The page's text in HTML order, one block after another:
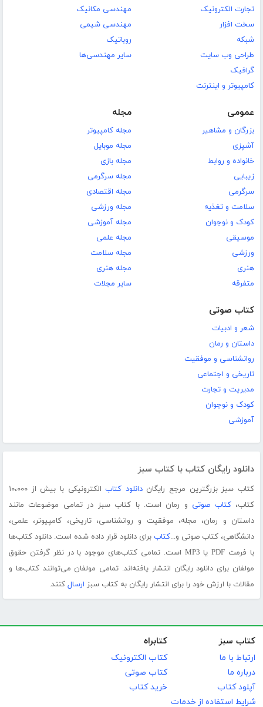
تجارت الکترونیک
سخت افزار
شبکه
طراحی وب سایت
گرافیک
کامپیوتر و اینترنت
مهندسی مکانیک
مهندسی شیمی
روباتیک
سایر مهندسی‌ها
عمومی
بزرگان و مشاهیر
آشپزی
خانواده و روابط
زیبایی
سرگرمی
سلامت و تغذیه
کودک و نوجوان
موسیقی
ورزشی
هنری
متفرقه
مجله
مجله کامپیوتر
مجله موبایل
مجله بازی
مجله سرگرمی
مجله اقتصادی
مجله ورزشی
مجله آموزشی
مجله علمی
مجله سلامت
مجله هنری
سایر مجلات
کتاب صوتی
شعر و ادبیات
داستان و رمان
روانشناسی و موفقیت
تاریخی و اجتماعی
مدیریت و تجارت
کودک و نوجوان
آموزشی
دانلود رایگان کتاب با کتاب سبز
کتاب سبز بزرگترین مرجع رایگاندانلود کتاب
الکترونیکی با بیش از ۱۰،۰۰۰
کتاب،کتاب صوتی و رمان است. با کتاب سبز در تمامی موضوعات مانند
داستان و رمان، مجله، موفقیت و روانشناسی، تاریخی، کامپیوتر، علمی،
دانشگاهی، کتاب صوتی و...کتاب برای دانلود قرار داده شده است. دانلود کتاب‌ها
با فرمت PDF یا MP3 است. تمامی کتاب‌های موجود با در نظر گرفتن حقوق
مولفان برای دانلود رایگان انتشار یافته‌اند. تمامی مولفان می‌توانند کتاب‌ها و
مقالات با ارزش خود را برای انتشار رایگان به کتاب سبز ارسال کنند.
کتاب سبز
ارتباط با ما
درباره ما
آپلود کتاب
شرایط استفاده از خدمات
کتابراه
کتاب الکترونیک
کتاب صوتی
خرید کتاب